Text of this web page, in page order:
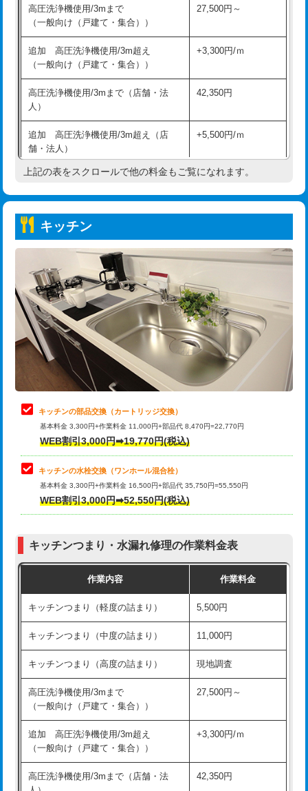
交換・取付(排水栓・排水トラップ
（P/S/ポップアップ））
22,000円+材料費
交換・取付（その他部品） 11,000円+材料費
持込商品取付（単水栓） 13,200円
持込商品取付（混合水栓）
持込商品取付（浄水器・分岐水栓） 16,500円
持込商品取付（温水洗浄便座） 22,000円
持込商品取付（普通便座⇔温水洗浄便
22,000円
給水管工事※（ホール加工)
給水管工事※（バンド止め) 3,300円
給水管工事※（支持金具設置) 5,500円
給水管工事※（保温材使用（バンド止
め込み）)
5,500円
給水管工事※（土の掘削・埋め戻し作
11,000円
給水管工事※（塩ビ管（VP・HI）使
用/3ｍまで)
給水管工事※（塩ビ管（VP・HI）使
用（追加）/3ｍ超え)
給水管工事※（ライニング鋼管・銅
管・ポリ管・HT管使用/3ｍまで)
44,000円
管・ポリ管・HT管使用/3ｍ超え)
排水管工事（土の掘削・埋め戻し作
11,000円~
排水管工事（排水管工事/3ｍまで） 55,000円
排水管工事（追加 排水管工事/3ｍ超
+11,000円
マス交換（深さ50㎝未満）
マス交換（深さ50㎝以上） 66,000円
コンクリート斫り（厚さ10㎝まで）
高圧洗浄機使用/3mまで
（一般向け（戸建て・集合））
27,500円～
追加 高圧洗浄機使用/3m超え
（一般向け（戸建て・集合））
+3,300円/ｍ
高圧洗浄機使用/3mまで（店舗・法
人）
42,350円
追加 高圧洗浄機使用/3m超え（店
舗・法人）
+5,500円/ｍ
高度高圧洗浄換 現地調査
トーラー機使用/3mまで
追加トーラー機使用/3m超え +3,300円
カメラ調査 33,000円
桝清掃 8,800円
止水・漏水調査・防水処理・清掃・修
理・調整・分解・加工など（軽作業）
11,000円
止水・漏水調査・防水処理・清掃・修
理・調整・分解・加工など（中作業）
22,000円
止水・漏水調査・防水処理・清掃・修
理・調整・分解・加工など（重作業）
33,000円
お風呂タンク脱着
その他部品の脱着
式・ワンホール）)
交換・取付(排水栓・排水トラップ
22,000円+材料費
持込商品取付（単水栓）
持込商品取付（混合水栓） 16,500円
上記の表をスクロールで他の料金もご覧になれます。
キッチン
キッチンの部品交換（カートリッジ交換）
基本料金 3,300円+作業料金 11,000円+部品代 8,470円=22,770円
WEB割引3,000円➡19,770円(税込)
キッチンの水栓交換（ワンホール混合栓）
基本料金 3,300円+作業料金 16,500円+部品代 35,750円=55,550円
WEB割引3,000円➡52,550円(税込)
キッチンつまり・水漏れ修理の作業料金表
作業内容 作業料金
キッチンつまり（軽度の詰まり） 5,500円
キッチンつまり（中度の詰まり） 11,000円
キッチンつまり（高度の詰まり） 現地調査
高圧洗浄機使用/3mまで
（一般向け（戸建て・集合））
27,500円～
追加 高圧洗浄機使用/3m超え
（一般向け（戸建て・集合））
+3,300円/ｍ
高圧洗浄機使用/3mまで（店舗・法
42,350円